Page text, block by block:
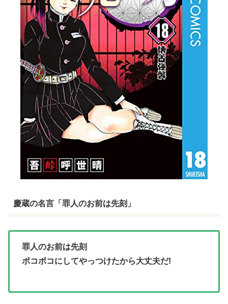
慶蔵の名言「罪人のお前は先刻」
罪人のお前は先刻
ボコボコにしてやっつけたから大丈夫だ!